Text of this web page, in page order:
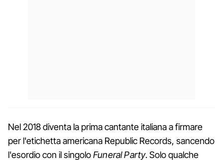
Nel 2018 diventa la prima cantante italiana a firmare
per l'etichetta americana Republic Records, sancendo
l'esordio con il singoloFuneral Party. Solo qualche